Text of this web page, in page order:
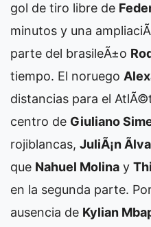
gol de tiro libre de
minutos y una
parte del brasileÃ±o
tiempo. El noruego
distancias para el
centro de Giuliano
rojiblancas, JuliÃ¡n
que Nahuel Molina y
en la segunda parte.
ausencia de Kylian